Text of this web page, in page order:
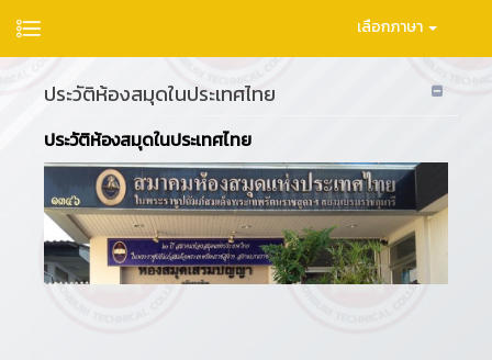
เลือกภาษา
ประวัติห้องสมุดในประเทศไทย
ประวัติห้องสมุดในประเทศไทย